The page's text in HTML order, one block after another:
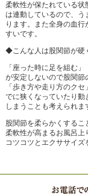
柔軟性が保たれている
は連動しているので、う
ります。また全身の血
すいです。
◆こんな人は股関節が硬
「座った時に足を組む
が安定しないので股関節
「歩き方や走り方のク
でに狭くなっていたり動
しまうことも考えられま
股関節を柔らかくするこ
柔軟性が高まるお風呂
コツコツとエクササイ